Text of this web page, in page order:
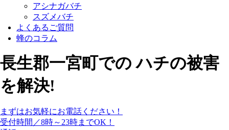
アシナガバチ
スズメバチ
よくあるご質問
蜂のコラム
長生郡一宮町での ハチの被害
を解決!
まずはお気軽にお電話ください！
受付時間／8時～23時までOK！